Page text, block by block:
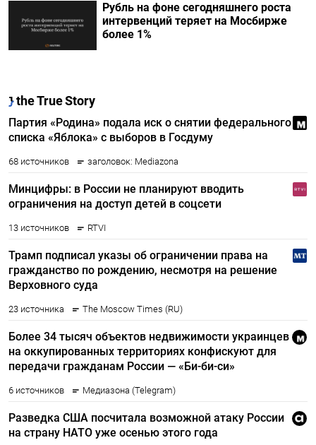
Рубль на фоне сегодняшнего роста
интервенций теряет на Мосбирже
более 1%